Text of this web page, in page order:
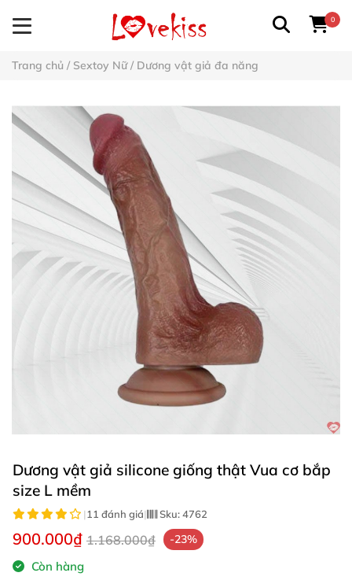
0
Trang chủ / Sextoy Nữ/ Dương vật giả đa năng
Dương vật giả silicone giống thật Vua cơ bắp
size L mềm
|11 đánh giá| Sku:4762
900.000₫ 1.168.000₫ -23%
Còn hàng